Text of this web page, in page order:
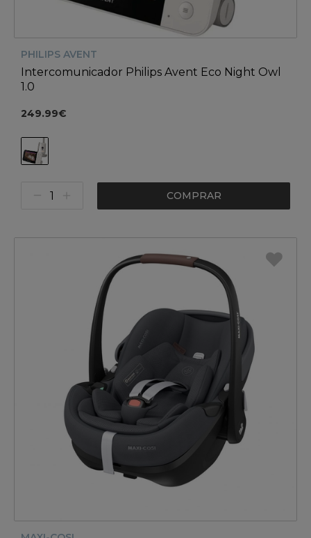
PHILIPS AVENT
Intercomunicador Philips Avent Eco Night Owl
1.0
249.99€
COMPRAR